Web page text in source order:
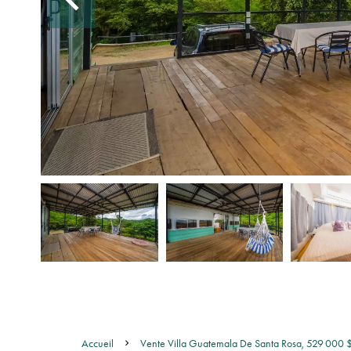
Accueil Vente Villa Guatemala De Santa Rosa, 529 000